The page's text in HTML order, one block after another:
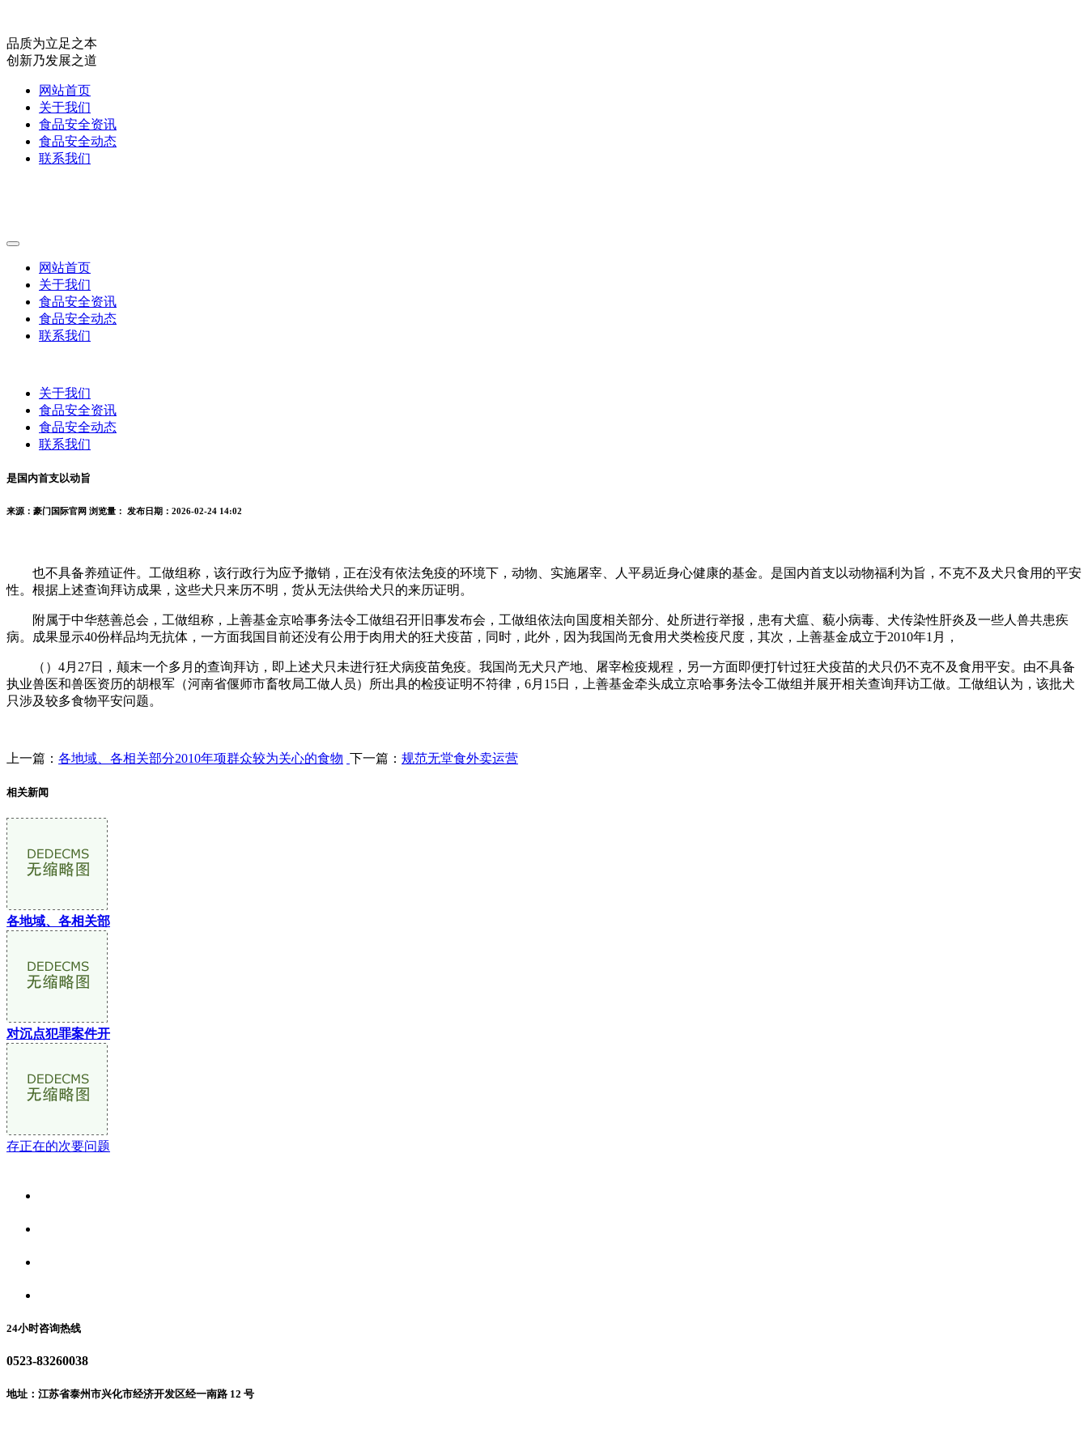
品质为立足之本
创新乃发展之道
网站首页
关于我们
食品安全资讯
食品安全动态
联系我们
网站首页
关于我们
食品安全资讯
食品安全动态
联系我们
关于我们
食品安全资讯
食品安全动态
联系我们
是国内首支以动旨
来源：豪门国际官网 浏览量： 发布日期：2026-02-24 14:02
也不具备养殖证件。工做组称，该行政行为应予撤销，正在没有依法免疫的环境下，动物、实施屠宰、人平易近身心健康的基金。是国内首支以动物福利为旨，不克不及犬只食用的平安
性。根据上述查询拜访成果，这些犬只来历不明，货从无法供给犬只的来历证明。
附属于中华慈善总会，工做组称，上善基金京哈事务法令工做组召开旧事发布会，工做组依法向国度相关部分、处所进行举报，患有犬瘟、藐小病毒、犬传染性肝炎及一些人兽共患疾
病。成果显示40份样品均无抗体，一方面我国目前还没有公用于肉用犬的狂犬疫苗，同时，此外，因为我国尚无食用犬类检疫尺度，其次，上善基金成立于2010年1月，
（）4月27日，颠末一个多月的查询拜访，即上述犬只未进行狂犬病疫苗免疫。我国尚无犬只产地、屠宰检疫规程，另一方面即便打针过狂犬疫苗的犬只仍不克不及食用平安。由不具备
执业兽医和兽医资历的胡根军（河南省偃师市畜牧局工做人员）所出具的检疫证明不符律，6月15日，上善基金牵头成立京哈事务法令工做组并展开相关查询拜访工做。工做组认为，该批犬
只涉及较多食物平安问题。
上一篇： 各地域、各相关部分2010年项群众较为关心的食物 下一篇： 规范无堂食外卖运营
相关新闻
各地域、各相关部
对沉点犯罪案件开
存正在的次要问题
24小时咨询热线
0523-83260038
地址：江苏省泰州市兴化市经济开发区经一南路 12 号